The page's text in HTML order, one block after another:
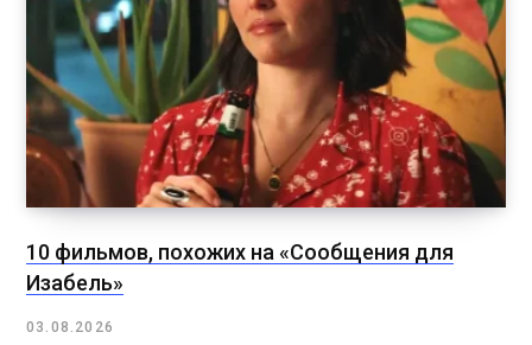
10 фильмов, похожих на «Сообщения для
Изабель»
03.08.2026